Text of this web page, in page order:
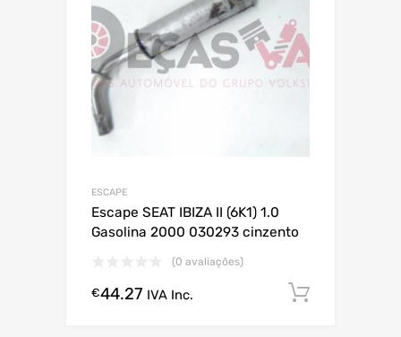
ESCAPE
Escape SEAT IBIZA II (6K1) 1.0
Gasolina 2000 030293 cinzento
(0 avaliações)
€44.27 IVA Inc.